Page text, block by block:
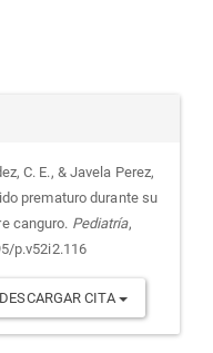
C. E., & Javela Perez,
prematuro durante su
canguro. Pediatría,
p.v52i2.116
DESCARGAR CITA